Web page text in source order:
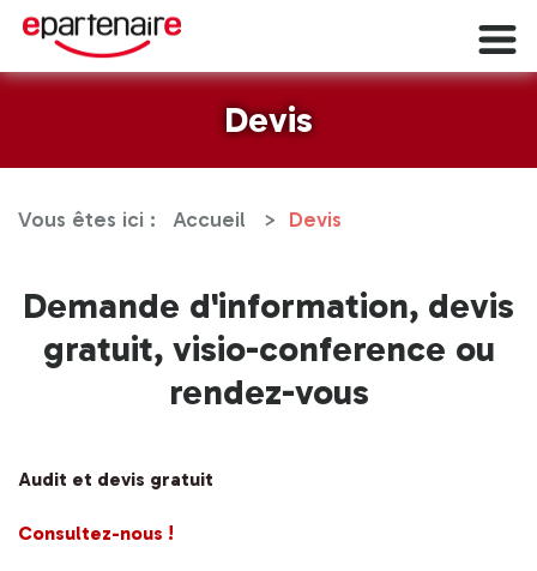
Devis
Vous êtes ici : Accueil Devis
Demande d'information, devis
gratuit, visio-conference ou
rendez-vous
Audit et devis gratuit
Consultez-nous !